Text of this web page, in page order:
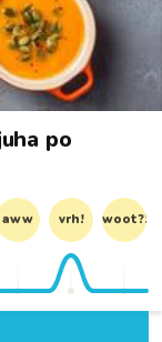
po
aww vrh! woot?!